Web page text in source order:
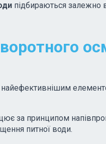
підбираються залежно
за принципом
питної води.